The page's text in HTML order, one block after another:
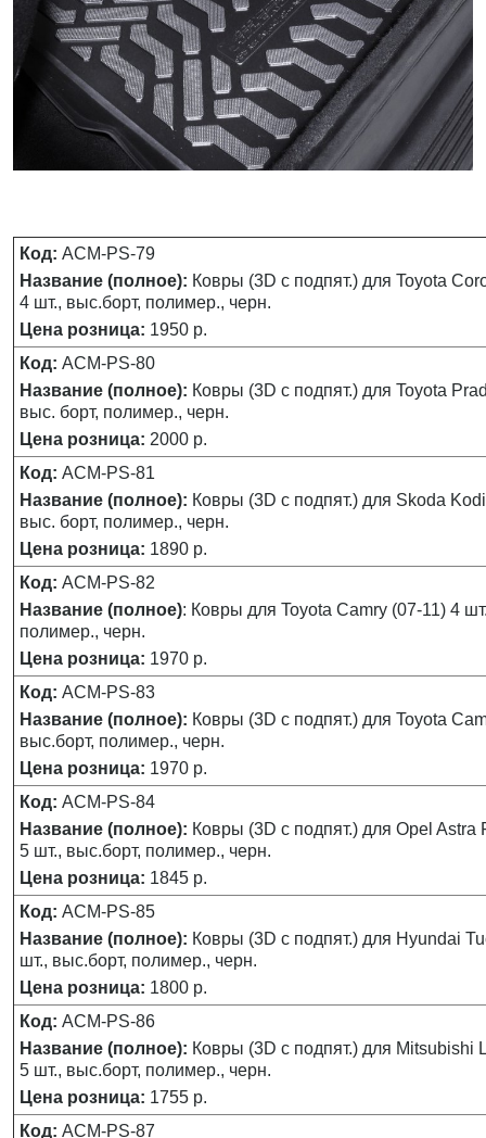
Код: ACM-PS-79
Название (полное): Ковры (3D с подпят.) для Toyotа
4 шт., выс.борт, полимер., черн.
Цена розница: 1950 р.
Код: ACM-PS-80
Название (полное): Ковры (3D с подпят.) для Toyota
выс. борт, полимер., черн.
Цена розница: 2000 р.
Код: ACM-PS-81
Название (полное): Ковры (3D с подпят.) для Skoda
выс. борт, полимер., черн.
Цена розница: 1890 р.
Код: ACM-PS-82
Название (полное): Ковры для Toyota Camry (07-11) 4
полимер., черн.
Цена розница: 1970 р.
Код: ACM-PS-83
Название (полное): Ковры (3D с подпят.) для Toyota
выс.борт, полимер., черн.
Цена розница: 1970 р.
Код: ACM-PS-84
Название (полное): Ковры (3D с подпят.) для Opel Astra
5 шт., выс.борт, полимер., черн.
Цена розница: 1845 р.
Код: ACM-PS-85
Название (полное): Ковры (3D с подпят.) для Hyundai
шт., выс.борт, полимер., черн.
Цена розница: 1800 р.
Код: ACM-PS-86
Название (полное): Ковры (3D с подпят.) для Mitsubishi
5 шт., выс.борт, полимер., черн.
Цена розница: 1755 р.
Код: ACM-PS-87